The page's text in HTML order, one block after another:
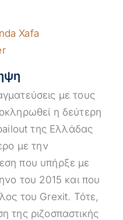
Xafa
με τους
η δεύτερη
της Ελλάδας
με την
που υπήρξε με
του 2015 και που
του Grexit. Τότε,
της ριζοσπαστικής